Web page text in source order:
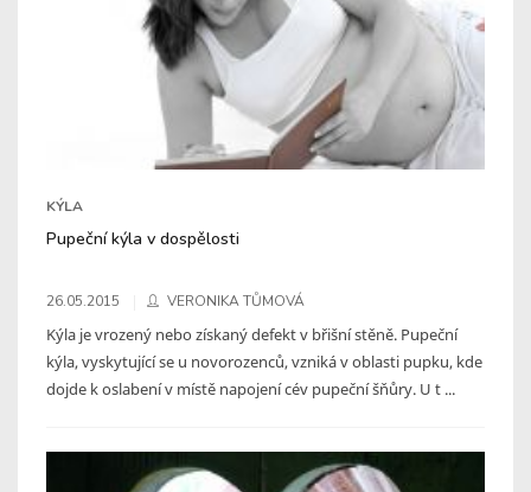
KÝLA
Pupeční kýla v dospělosti
26.05.2015 VERONIKA TŮMOVÁ
Kýla je vrozený nebo získaný defekt v břišní stěně. Pupeční
kýla, vyskytující se u novorozenců, vzniká v oblasti pupku, kde
dojde k oslabení v místě napojení cév pupeční šňůry. U t ...